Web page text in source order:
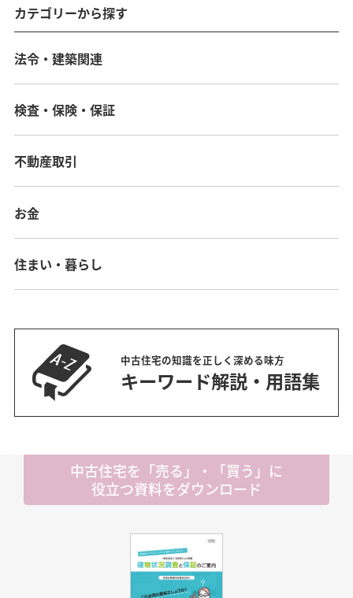
カテゴリーから探す
法令・建築関連
検査・保険・保証
不動産取引
お金
住まい・暮らし
中古住宅の知識を正しく深める味方
キーワード解説・用語集
中古住宅を「売る」・「買う」に
役立つ資料をダウンロード